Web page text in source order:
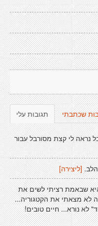
תגובות עלי שכתבתי
נראה לי קצת מסורבל עבור
[ליצירה]
שבאמת רציתי לשים את
לא מצאתי את הקטגוריה...
נורא... חיים טובים!